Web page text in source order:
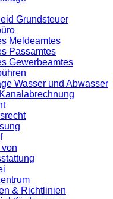
Grundsteuer
Meldeamtes
Passamtes
Gewerbeamtes
Wasser und Abwasser
& Richtlinien